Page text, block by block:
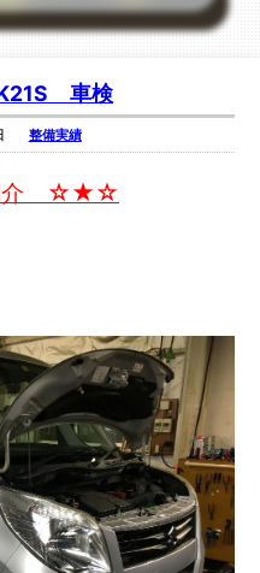
車検
整備実績
介 ☆★☆